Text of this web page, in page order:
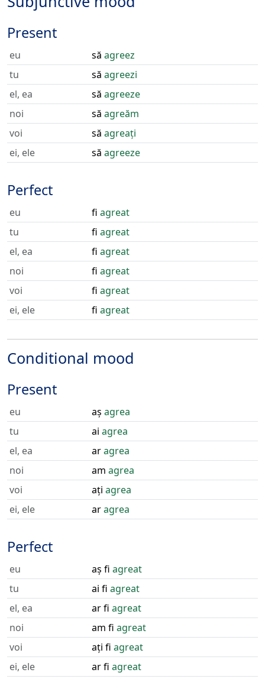
Present
eu să agreez
tu
să agreezi
el, ea
să agreeze
noi
să agreăm
voi
să agreați
ei, ele
să agreeze
Perfect
eu fi agreat
tu
fi agreat
el, ea
fi agreat
noi
fi agreat
voi
fi agreat
ei, ele
fi agreat
Conditional mood
Present
eu aș agrea
tu
ai agrea
el, ea
aragrea
noi
am agrea
voi
ați agrea
ei, ele
aragrea
Perfect
eu aș fi agreat
tu
ai fi agreat
el, ea
ar fi agreat
noi
am fi agreat
voi
ați fi agreat
ei, ele
ar fi agreat